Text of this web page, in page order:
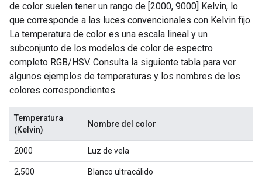
de color suelen tener un rango de [2000, 9000] Kelvin, lo
que corresponde a las luces convencionales con Kelvin fijo.
La temperatura de color es una escala lineal y un
subconjunto de los modelos de color de espectro
completo RGB/HSV. Consulta la siguiente tabla para ver
algunos ejemplos de temperaturas y los nombres de los
colores correspondientes.
Temperatura
(Kelvin)
Nombre del color
2000 Luz de vela
2,500 Blanco ultracálido